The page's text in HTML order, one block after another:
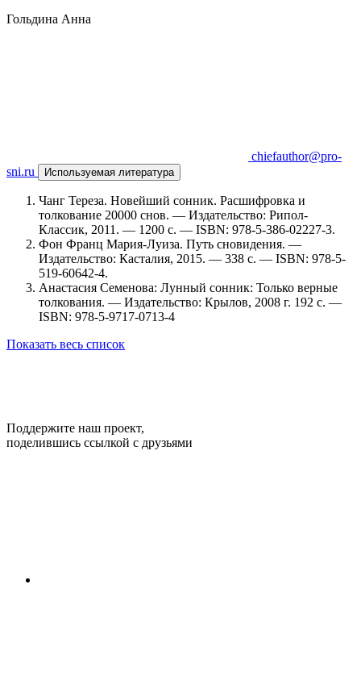
Гольдина Анна
chiefauthor@pro-
sni.ru
Используемая литература
Чанг Тереза. Новейший сонник. Расшифровка и
толкование 20000 снов. — Издательство: Рипол-
Классик, 2011. — 1200 c. — ISBN: 978-5-386-02227-3.
Фон Франц Мария-Луиза. Путь сновидения. —
Издательство: Касталия, 2015. — 338 c. — ISBN: 978-5-
519-60642-4.
Анастасия Семенова: Лунный сонник: Только верные
толкования. — Издательство: Крылов, 2008 г. 192 с. —
ISBN: 978-5-9717-0713-4
Показать весь список
Поддержите наш проект,
поделившись ссылкой с друзьями